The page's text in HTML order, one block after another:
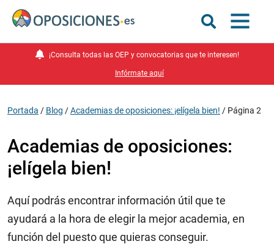
¡Consulta todas las OEP y convocatorias que te interesen!
Infórmate aquí
Portada / Blog /Academias de oposiciones: ¡elígela bien! / Página 2
Academias de oposiciones:
¡elígela bien!
Aquí podrás encontrar información útil que te
ayudará a la hora de elegir la mejor academia, en
función del puesto que quieras conseguir.